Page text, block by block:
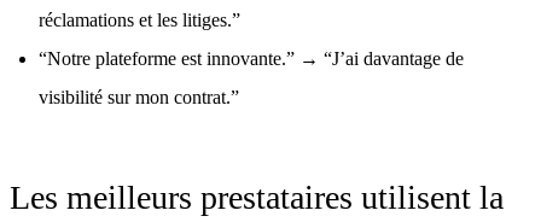
réclamations et les litiges.”
“Notre plateforme est innovante.” → “J’ai davantage de
visibilité sur mon contrat.”
Les meilleurs prestataires utilisent la